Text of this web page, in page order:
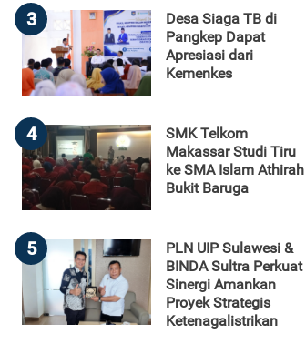
3
Desa Siaga TB di
Pangkep Dapat
Apresiasi dari
Kemenkes
4
SMK Telkom
Makassar Studi Tiru
ke SMA Islam Athirah
Bukit Baruga
5
PLN UIP Sulawesi &
BINDA Sultra Perkuat
Sinergi Amankan
Proyek Strategis
Ketenagalistrikan